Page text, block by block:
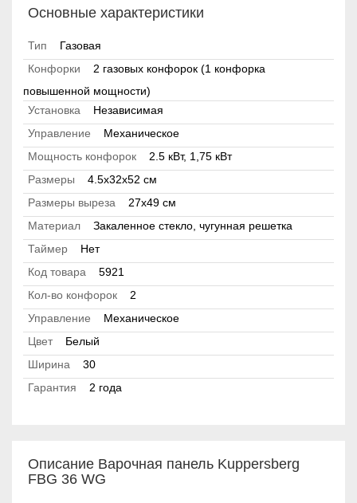
Основные характеристики
Тип
Газовая
Конфорки
2 газовых конфорок (1 конфорка
повышенной мощности)
Установка
Независимая
Управление
Механическое
Мощность конфорок
2.5 кВт, 1,75 кВт
Размеры
4.5х32х52 см
Размеры выреза
27х49 см
Материал
Закаленное стекло, чугунная решетка
Таймер
Нет
Код товара
5921
Кол-во конфорок
2
Управление
Механическое
Цвет
Белый
Ширина
30
Гарантия
2 года
Описание Варочная панель Kuppersberg
FBG 36 WG